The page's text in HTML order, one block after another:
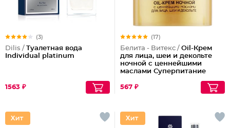
(3)
Dilis / Туалетная вода
Individual platinum
1563 ₽
(17)
Белита - Витекс / Oil-Крем
для лица, шеи и декольте
ночной с ценнейшими
маслами Суперпитание
567 ₽